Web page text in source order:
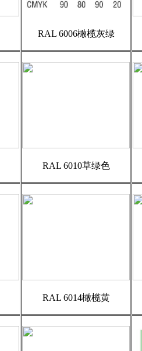
RAL 6006橄榄灰绿
RAL 6010草绿色
RAL 6014橄榄黄